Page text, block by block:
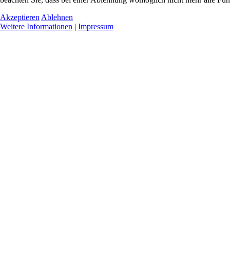
Akzeptieren Ablehnen
Weitere Informationen | Impressum